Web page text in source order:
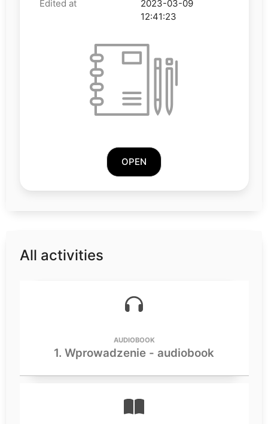
Edited at
2023-03-09
12:41:23
OPEN
All activities
AUDIOBOOK
1. Wprowadzenie - audiobook